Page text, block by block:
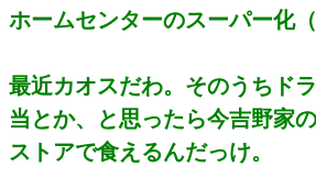
ホームセンターのスーパー化（
最近カオスだわ。そのうちド
当とか、と思ったら今吉野家
ストアで食えるんだっけ。